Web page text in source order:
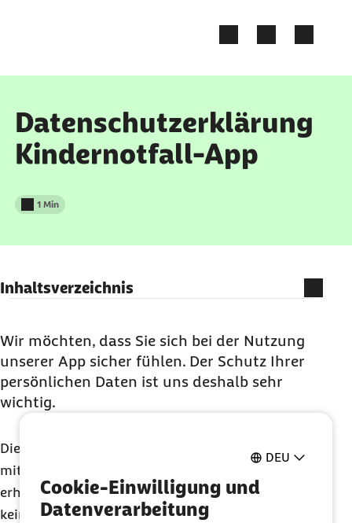
DEU
Cookie-Einwilligung und
Datenverarbeitung
Datenschutzerklärung
Kindernotfall-App
Lesedauer weniger als
1 Min
Inhaltsverzeichnis
Wir möchten, dass Sie sich bei der Nutzung
unserer App sicher fühlen. Der Schutz Ihrer
persönlichen Daten ist uns deshalb sehr
wichtig.
Die Barmer kooperiert bei der Kindernotfall-
mit der Johanniter-Unfall-Hilfe
erhält durch die Nutzung der Kindernotfall-
keinerlei persönliche Daten. Es werden bei der